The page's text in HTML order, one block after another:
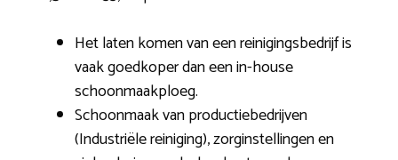
Het laten komen van een reinigingsbedrijf is
vaak goedkoper dan een in-house
schoonmaakploeg.
Schoonmaak van productiebedrijven
(Industriële reiniging), zorginstellingen en